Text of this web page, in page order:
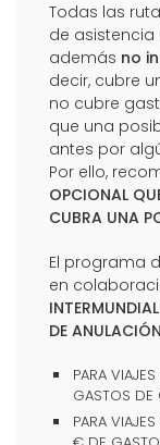
Todas las
de
además no
decir, cubre
no cubre
que una
antes por
Por ello,
OPCIONAL
CUBRA UNA
El programa
en
INTERMUNDIAL
DE
PARA
GASTOS
PARA